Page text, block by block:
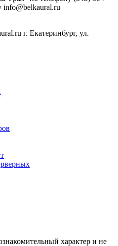
г. Екатеринбург, ул.
характер и не